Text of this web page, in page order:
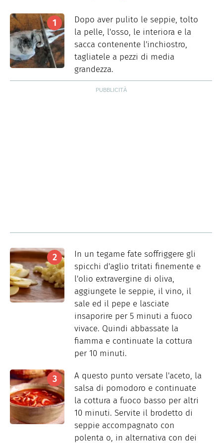
Dopo aver pulito le seppie, tolto
la pelle, l'osso, le interiora e la
sacca contenente l'inchiostro,
tagliatele a pezzi di media
grandezza.
In un tegame fate soffriggere gli
spicchi d'aglio tritati finemente e
l'olio extravergine di oliva,
aggiungete le seppie, il vino, il
sale ed il pepe e lasciate
insaporire per 5 minuti a fuoco
vivace. Quindi abbassate la
fiamma e continuate la cottura
per 10 minuti.
A questo punto versate l'aceto, la
salsa di pomodoro e continuate
la cottura a fuoco basso per altri
10 minuti. Servite il brodetto di
seppie accompagnato con
polenta o, in alternativa con dei